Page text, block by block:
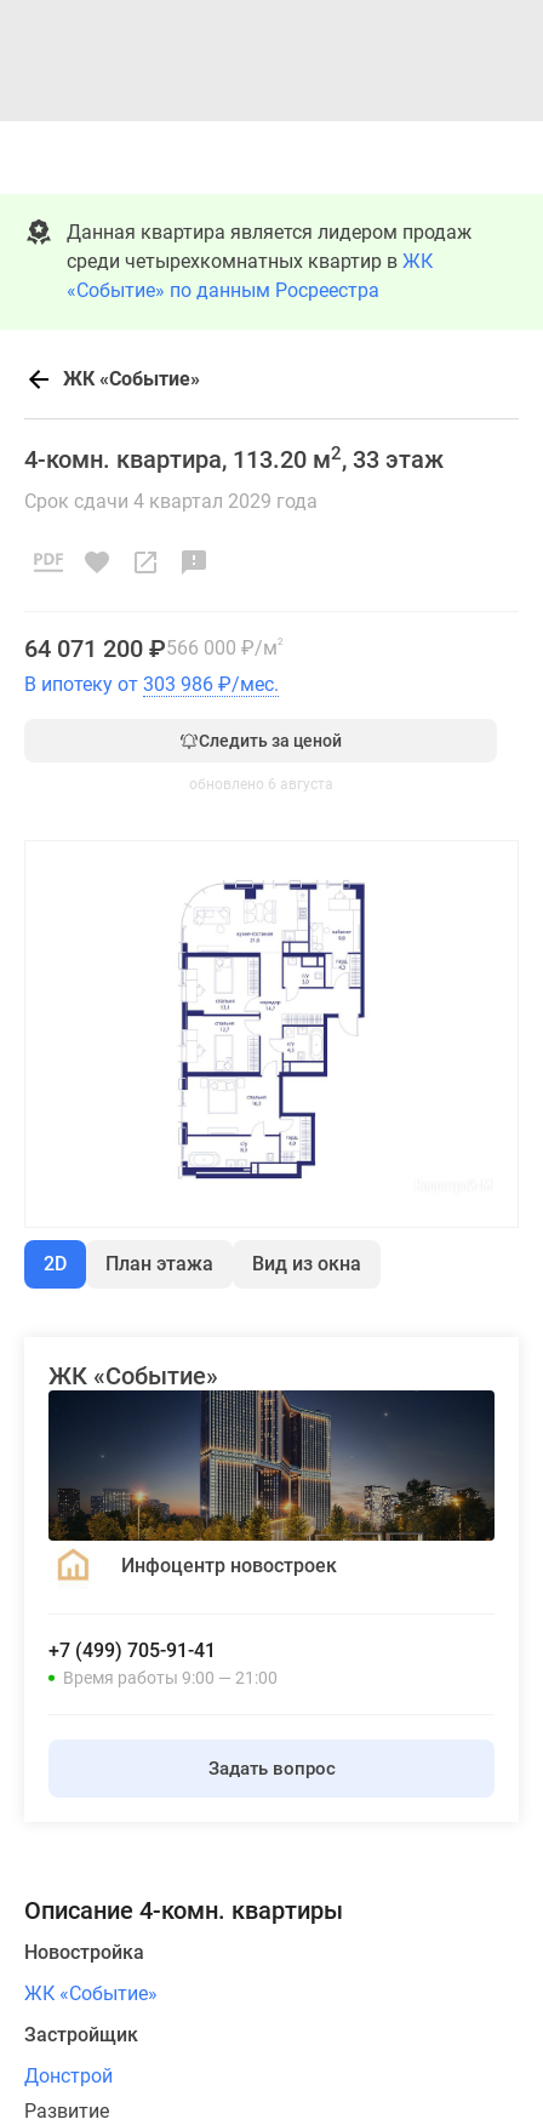
Данная квартира является лидером продаж
среди четырехкомнатных квартир в ЖК
«Событие» по данным Росреестра
ЖК «Событие»
4-комн. квартира, 113.20 м2, 33 этаж
Срок сдачи 4 квартал 2029 года
64 071 200 ₽566 000 ₽/м2
В ипотеку от 303 986 ₽/мес.
Следить за ценой
обновлено 6 августа
2D План этажа Вид из окна
ЖК «Событие»
Инфоцентр новостроек
+7 (499) 705-91-41
Время работы 9:00 — 21:00
Задать вопрос
Описание 4-комн. квартиры
Новостройка
ЖК «Событие»
Застройщик
Донстрой
Развитие